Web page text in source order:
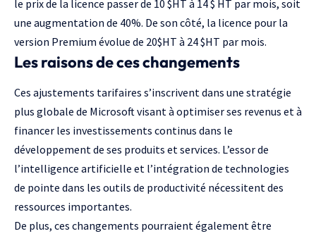
le prix de la licence passer de 10 $HT à 14 $ HT par mois, soit
une augmentation de 40%. De son côté, la licence pour la
version Premium évolue de 20$HT à 24 $HT par mois.
Les raisons de ces changements
Ces ajustements tarifaires s’inscrivent dans une stratégie
plus globale de Microsoft visant à optimiser ses revenus et à
financer les investissements continus dans le
développement de ses produits et services. L’essor de
l’intelligence artificielle et l’intégration de technologies
de pointe dans les outils de productivité nécessitent des
ressources importantes.
De plus, ces changements pourraient également être